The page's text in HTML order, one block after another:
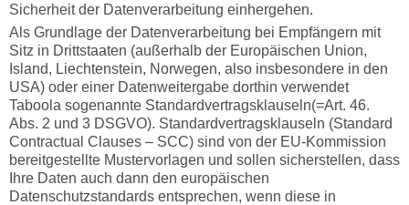
Sicherheit der Datenverarbeitung einhergehen.
Als Grundlage der Datenverarbeitung bei Empfängern mit
Sitz in Drittstaaten (außerhalb der Europäischen Union,
Island, Liechtenstein, Norwegen, also insbesondere in den
USA) oder einer Datenweitergabe dorthin verwendet
Taboola sogenannte Standardvertragsklauseln(=Art. 46.
Abs. 2 und 3 DSGVO). Standardvertragsklauseln (Standard
Contractual Clauses – SCC) sind von der EU-Kommission
bereitgestellte Mustervorlagen und sollen sicherstellen, dass
Ihre Daten auch dann den europäischen
Datenschutzstandards entsprechen, wenn diese in